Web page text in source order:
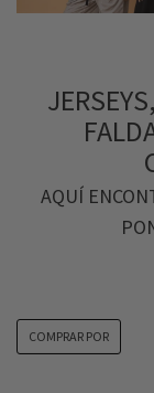
AQUÍ
COMPRAR POR